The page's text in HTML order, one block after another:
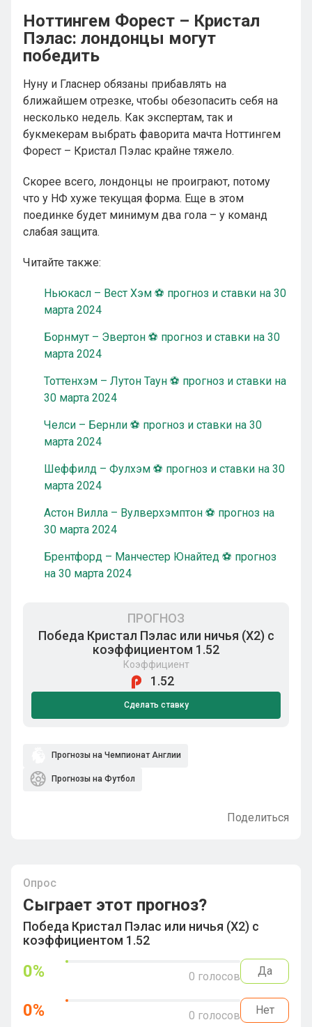
Ноттингем Форест – Кристал
Пэлас: лондонцы могут
победить
Нуну и Гласнер обязаны прибавлять на
ближайшем отрезке, чтобы обезопасить себя на
несколько недель. Как экспертам, так и
букмекерам выбрать фаворита мачта Ноттингем
Форест – Кристал Пэлас крайне тяжело.
Скорее всего, лондонцы не проиграют, потому
что у НФ хуже текущая форма. Еще в этом
поединке будет минимум два гола – у команд
слабая защита.
Читайте также:
Ньюкасл – Вест Хэм ⚽ прогноз и ставки на 30
марта 2024
Борнмут – Эвертон ⚽ прогноз и ставки на 30
марта 2024
Тоттенхэм – Лутон Таун ⚽ прогноз и ставки на
30 марта 2024
Челси – Бернли ⚽ прогноз и ставки на 30
марта 2024
Шеффилд – Фулхэм ⚽ прогноз и ставки на 30
марта 2024
Астон Вилла – Вулверхэмптон ⚽ прогноз на
30 марта 2024
Брентфорд – Манчестер Юнайтед ⚽ прогноз
на 30 марта 2024
ПРОГНОЗ
Победа Кристал Пэлас или ничья (Х2) с
коэффициентом 1.52
Коэффициент
1.52
Сделать ставку
Прогнозы на Чемпионат Англии
Прогнозы на Футбол
Поделиться
Опрос
Сыграет этот прогноз?
Победа Кристал Пэлас или ничья (Х2) с
коэффициентом 1.52
0% 0 голосов Да
0% 0 голосов Нет